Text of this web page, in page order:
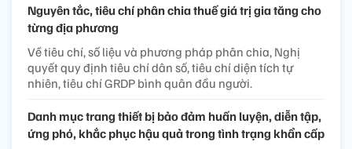
Nguyên tắc, tiêu chí phân chia thuế giá trị gia tăng cho
từng địa phương
Về tiêu chí, số liệu và phương pháp phân chia, Nghị
quyết quy định tiêu chí dân số, tiêu chí diện tích tự
nhiên, tiêu chí GRDP bình quân đầu người.
Danh mục trang thiết bị bảo đảm huấn luyện, diễn tập,
ứng phó, khắc phục hậu quả trong tình trạng khẩn cấp